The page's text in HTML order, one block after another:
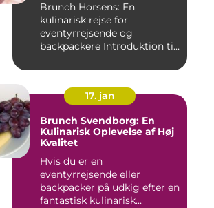
Brunch Horsens: En
kulinarisk rejse for
eventyrrejsende og
backpackere Introduktion til
17. jan
Brunch Svendborg: En
Kulinarisk Oplevelse af Høj
Kvalitet
Hvis du er en
eventyrrejsende eller
backpacker på udkig efter en
fantastisk kulinarisk